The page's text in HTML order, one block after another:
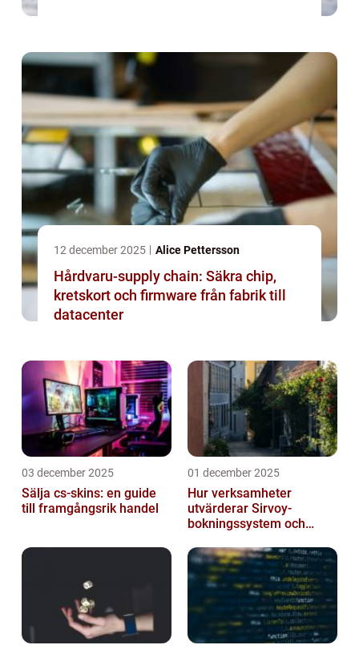
12 december 2025 Alice Pettersson
Hårdvaru-supply chain: Säkra chip,
kretskort och firmware från fabrik till
datacenter
03 december 2025
Sälja cs-skins: en guide
till framgångsrik handel
01 december 2025
Hur verksamheter
utvärderar Sirvoy-
bokningssystem och